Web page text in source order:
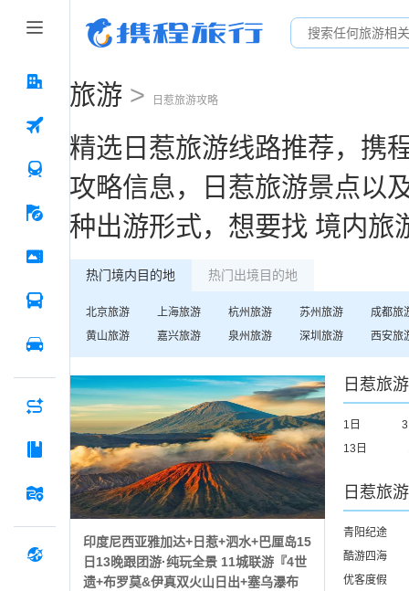
旅游 > 日惹旅游攻略
精选 日惹旅游线路推荐，携
攻略信息，
日惹旅游景点以
种出游形式，想要找 境内旅
热门境内目的地 热门出境目的地
北京旅游 上海旅游 杭州旅游 苏州旅游 成都旅
黄山旅游 嘉兴旅游 泉州旅游 深圳 旅游 西安旅
印度尼西亚雅加达+日惹+泗水+巴厘岛15
日13晚跟团游·纯玩全景 11城联游『4世
遗+布罗莫&伊真双火山日出+塞乌瀑布
日惹旅
1日
13日
日惹旅
青阳纪途
酷游四海
优客度假